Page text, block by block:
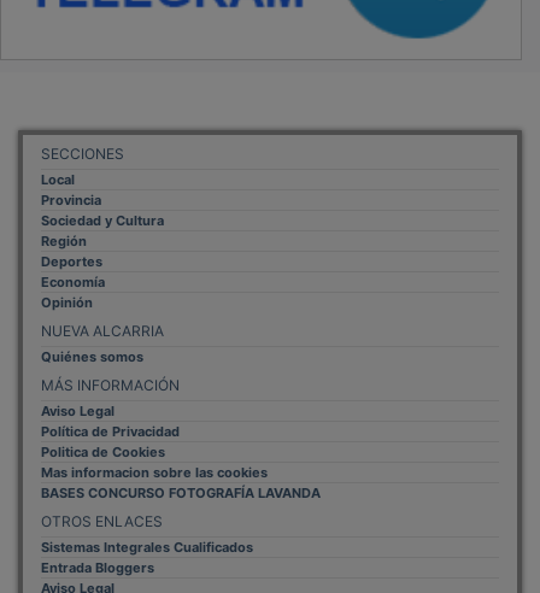
SECCIONES
Local
Provincia
Sociedad y Cultura
Región
Deportes
Economía
Opinión
NUEVA ALCARRIA
Quiénes somos
MÁS INFORMACIÓN
Aviso Legal
Política de Privacidad
Politica de Cookies
Mas informacion sobre las cookies
BASES CONCURSO FOTOGRAFÍA LAVANDA
OTROS ENLACES
Sistemas Integrales Cualificados
Entrada Bloggers
Aviso Legal